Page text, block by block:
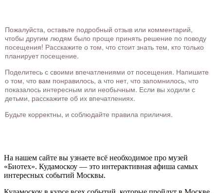
Пожалуйста, оставьте подробный отзыв или комментарий,
чтобы другим людям было проще принять решение по поводу
посещения! Расскажите о том, что стоит знать тем, кто только
планирует посещение.
Поделитесь с своими впечатлениями от посещения. Напишите
о том, что вам понравилось, а что нет, что запомнилось, что
показалось интересным или необычным. Если вы ходили с
детьми, расскажите об их впечатлениях.
Будьте корректны, и соблюдайте правила приличия.
На нашем сайте вы узнаете всё необходимое про музей
«Биотех». Кудамоскоу — это интерактивная афиша самых
интересных событий Москвы.